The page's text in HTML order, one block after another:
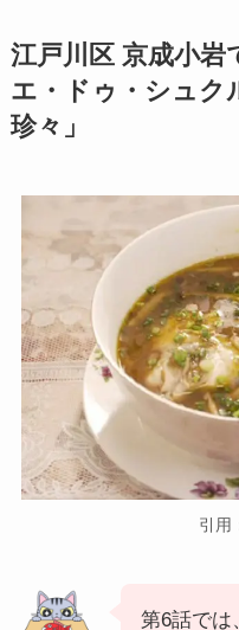
江戸川区 京成小岩
エ・ドゥ・シュク
珍々」
引用
第6話では